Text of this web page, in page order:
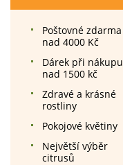
Poštovné zdarma
nad 4000 Kč
Dárek při nákupu
nad 1500 kč
Zdravé a krásné
rostliny
Pokojové květiny
Největší výběr
citrusů